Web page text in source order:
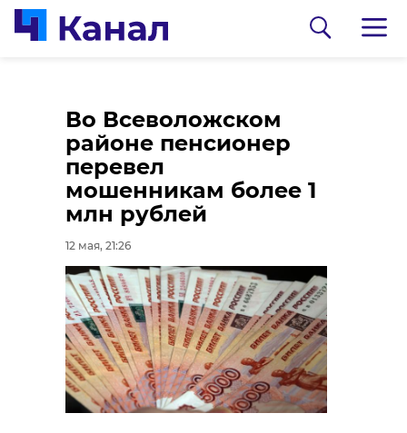
Во Всеволожском
районе пенсионер
перевел
мошенникам более 1
млн рублей
12 мая, 21:26
Александр
Дрозденко: большой
амбар
Ивангородской
крепости превратят в
музей
12 мая, 19:57